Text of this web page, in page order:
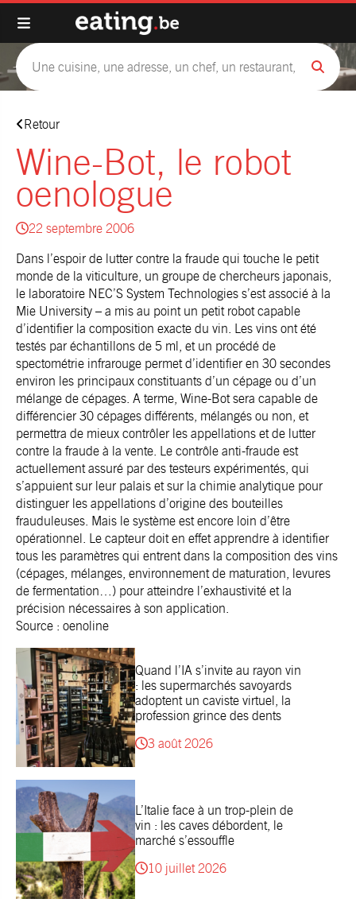
Retour
Wine-Bot, le robot
oenologue
22 septembre 2006
Dans l’espoir de lutter contre la fraude qui touche le petit
monde de la viticulture, un groupe de chercheurs japonais,
le laboratoire NEC’S System Technologies s’est associé à la
Mie University – a mis au point un petit robot capable
d’identifier la composition exacte du vin. Les vins ont été
testés par échantillons de 5 ml, et un procédé de
spectométrie infrarouge permet d’identifier en 30 secondes
environ les principaux constituants d’un cépage ou d’un
mélange de cépages. A terme, Wine-Bot sera capable de
différencier 30 cépages différents, mélangés ou non, et
permettra de mieux contrôler les appellations et de lutter
contre la fraude à la vente. Le contrôle anti-fraude est
actuellement assuré par des testeurs expérimentés, qui
s’appuient sur leur palais et sur la chimie analytique pour
distinguer les appellations d’origine des bouteilles
frauduleuses. Mais le système est encore loin d’être
opérationnel. Le capteur doit en effet apprendre à identifier
tous les paramètres qui entrent dans la composition des vins
(cépages, mélanges, environnement de maturation, levures
de fermentation…) pour atteindre l’exhaustivité et la
précision nécessaires à son application.
Source : oenoline
Quand l’IA s’invite au rayon vin
: les supermarchés savoyards
adoptent un caviste virtuel, la
profession grince des dents
3 août 2026
L’Italie face à un trop-plein de
vin : les caves débordent, le
marché s’essouffle
10 juillet 2026